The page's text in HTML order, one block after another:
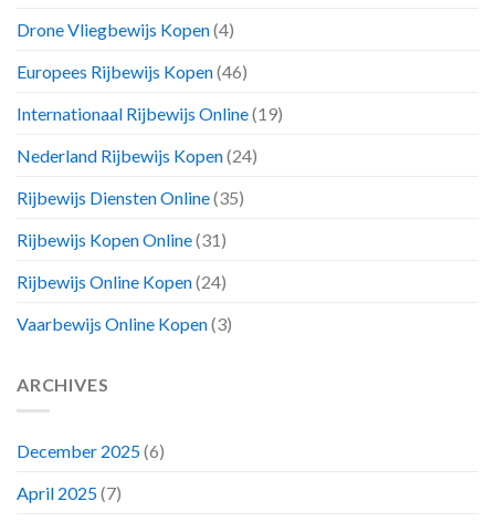
Drone Vliegbewijs Kopen(4)
Europees Rijbewijs Kopen(46)
Internationaal Rijbewijs Online(19)
Nederland Rijbewijs Kopen(24)
Rijbewijs Diensten Online(35)
Rijbewijs Kopen Online(31)
Rijbewijs Online Kopen(24)
Vaarbewijs Online Kopen(3)
ARCHIVES
December 2025(6)
April 2025(7)